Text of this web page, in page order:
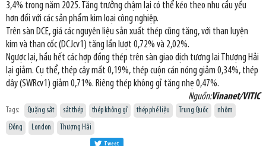
3,4% trong năm 2025. Tăng trưởng chậm lại có thể kéo theo nhu cầu yếu
hơn đối với các sản phẩm kim loại công nghiệp.
Trên sàn DCE, giá các nguyên liệu sản xuất thép cũng tăng, với than luyện
kim và than cốc (DCJcv1) tăng lần lượt 0,72% và 2,02%.
Ngược lại, hầu hết các hợp đồng thép trên sàn giao dịch tương lai Thượng Hải
lại giảm. Cụ thể, thép cây mất 0,19%, thép cuộn cán nóng giảm 0,34%, thép
dây (SWRcv1) giảm 0,71%. Riêng thép không gỉ tăng nhẹ 0,47%.
Nguồn:Vinanet/VITIC
Tags: Quặng sắt sắt thép thép không gỉ thép phế liệu Trung Quốc
nhôm
Đồng
London Thượng Hải
Tweet